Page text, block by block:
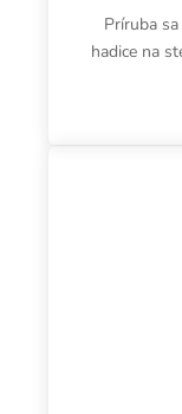
Príruba
hadice na